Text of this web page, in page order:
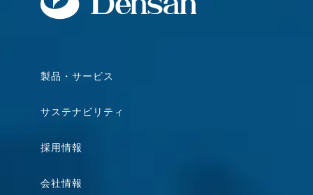
製品・サービス
サステナビリティ
採用情報
会社情報